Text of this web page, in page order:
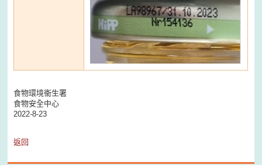
食物環境衞生署
食物安全中心
2022-8-23
返回